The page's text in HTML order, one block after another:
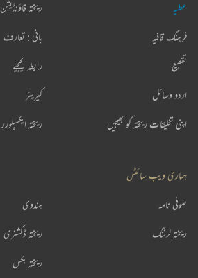
عطیہ
فرہنگ قافیہ
تقطیع
اردو وسائل
اپنی تخلیقات ریختہ کو بھیجیں
ریختہ فاؤنڈیشن
بانی : تعارف
رابطہ کیجیے
کیریئر
ریختہ ایکسپلورر
ہماری ویب سائٹس
ہندوی صوفی نامہ
ریختہ ڈکشنری ریختہ لرننگ
ریختہ بکس